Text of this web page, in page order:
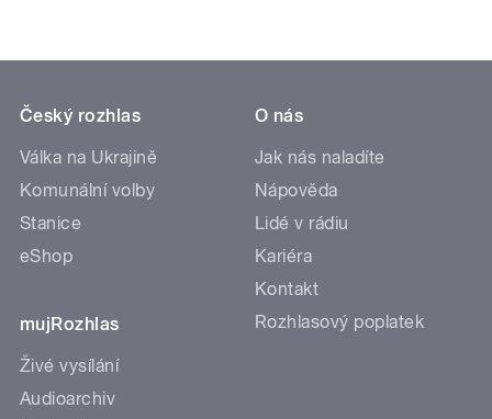
Český rozhlas
Válka na Ukrajině
Komunální volby
Stanice
eShop
mujRozhlas
Živé vysílání
Audioarchiv
O nás
Jak nás naladíte
Nápověda
Lidé v rádiu
Kariéra
Kontakt
Rozhlasový poplatek